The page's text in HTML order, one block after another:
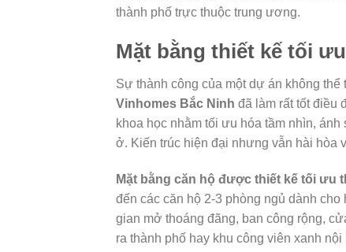
thành phố trực thuộc trung ương.
Mặt bằng thiết kế tối
Sự thành công của một dự án không
Vinhomes Bắc Ninh đã làm rất tốt điều
khoa học nhằm tối ưu hóa tầm nhìn,
ở. Kiến trúc hiện đại nhưng vẫn hài hòa
Mặt bằng căn hộ được thiết kế tối ưu
đến các căn hộ 2-3 phòng ngủ dành
gian mở thoáng đãng, ban công rộng,
ra thành phố hay khu công viên xanh nội